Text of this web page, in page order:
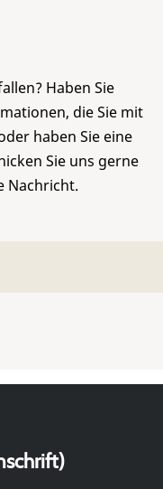
Haben Sie
die Sie mit
haben Sie eine
Sie uns gerne
Nachricht.